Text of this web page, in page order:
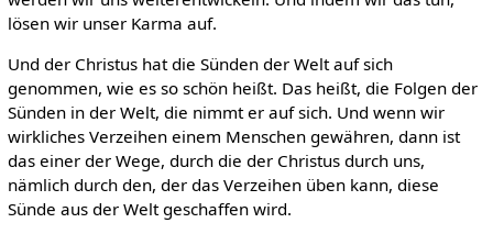
lösen wir unser Karma auf.
Und der Christus hat die Sünden der Welt auf sich
genommen, wie es so schön heißt. Das heißt, die Folgen der
Sünden in der Welt, die nimmt er auf sich. Und wenn wir
wirkliches Verzeihen einem Menschen gewähren, dann ist
das einer der Wege, durch die der Christus durch uns,
nämlich durch den, der das Verzeihen üben kann, diese
Sünde aus der Welt geschaffen wird.